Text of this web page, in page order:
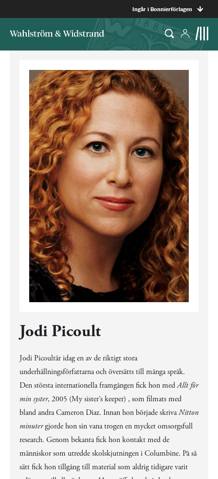
Ingår i Bonnierförlagen
Jodi Picoult
Jodi Picoultär idag en av de riktigt stora
underhållningsförfattarna och översätts till många språk.
Den största internationella framgången fick hon medAllt för
min syster, 2005 (My sister’s keeper) , som filmats med
bland andra Cameron Diaz. Innan hon började skrivaNitton
minutergjorde hon sin vana trogen en mycket omsorgsfull
research. Genom bekanta fick hon kontakt med de
människor som utredde skolskjutningen i Columbine. På så
sätt fick hon tillgång till material som aldrig tidigare varit